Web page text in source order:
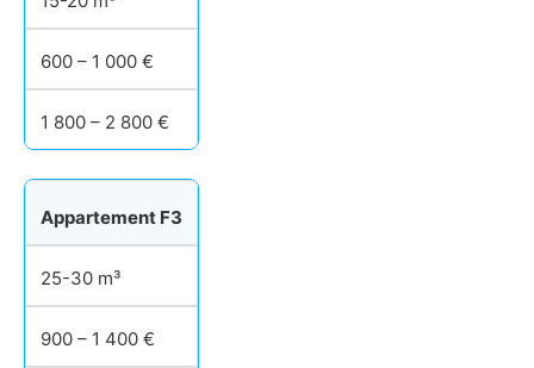
600 – 1 000 €
1 800 – 2 800 €
Appartement F3
25-30 m³
900 – 1 400 €